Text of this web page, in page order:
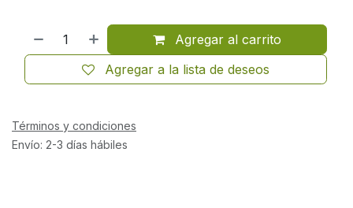
Agregar al carrito
Agregar a la lista de deseos
Términos y condiciones
Envío: 2-3 días hábiles